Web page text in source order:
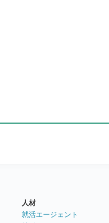
人材
就活エージェント